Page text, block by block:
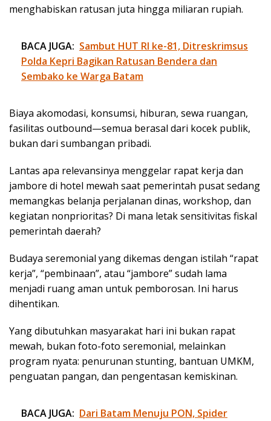
menghabiskan ratusan juta hingga miliaran rupiah.
BACA JUGA: Sambut HUT RI ke-81, Ditreskrimsus
Polda Kepri Bagikan Ratusan Bendera dan
Sembako ke Warga Batam
Biaya akomodasi, konsumsi, hiburan, sewa ruangan,
fasilitas outbound—semua berasal dari kocek publik,
bukan dari sumbangan pribadi.
Lantas apa relevansinya menggelar rapat kerja dan
jambore di hotel mewah saat pemerintah pusat sedang
memangkas belanja perjalanan dinas, workshop, dan
kegiatan nonprioritas? Di mana letak sensitivitas fiskal
pemerintah daerah?
Budaya seremonial yang dikemas dengan istilah “rapat
kerja”, “pembinaan”, atau “jambore” sudah lama
menjadi ruang aman untuk pemborosan. Ini harus
dihentikan.
Yang dibutuhkan masyarakat hari ini bukan rapat
mewah, bukan foto-foto seremonial, melainkan
program nyata: penurunan stunting, bantuan UMKM,
penguatan pangan, dan pengentasan kemiskinan.
BACA JUGA: Dari Batam Menuju PON, Spider